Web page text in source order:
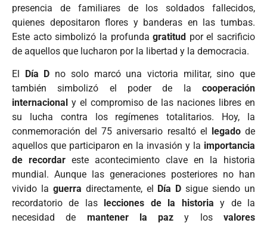
presencia de familiares de los soldados fallecidos,
quienes depositaron flores y banderas en las tumbas.
Este acto simbolizó la profundagratitud por el sacrificio
de aquellos que lucharon por la libertad y la democracia.
El Día D no solo marcó una victoria militar, sino que
también simbolizó el poder de la cooperación
internacional y el compromiso de las naciones libres en
su lucha contra los regímenes totalitarios. Hoy, la
conmemoración del 75 aniversario resaltó el
legadode
aquellos que participaron en la invasión y la importancia
de recordar este acontecimiento clave en la historia
mundial. Aunque las generaciones posteriores no han
vivido la guerra directamente, el Día D sigue siendo un
recordatorio de las
lecciones de la historia y de la
necesidad de mantener la paz y losvalores